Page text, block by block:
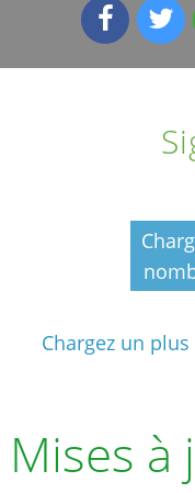
Chargez un
Mises à